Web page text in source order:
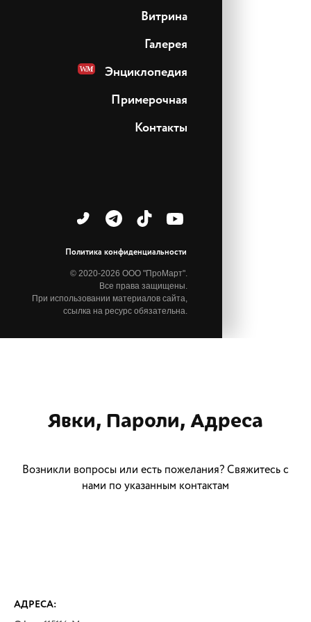
Галерея
Витрина
Энциклопедия
Примерочная
Контакты
© 2020-2026 ООО "ПроМарт".
Все права защищены.
При использовании материалов сайта,
ссылка на ресурс обязательна.
Политика конфиденциальности
Явки, Пароли, Адреса
Возникли вопросы или есть пожелания? Свяжитесь с
нами по указанным контактам
АДРЕСА: